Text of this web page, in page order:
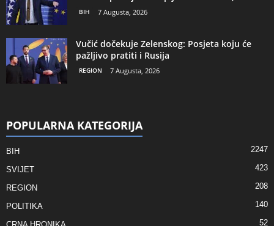
BIH 7 Augusta, 2026
Vučić dočekuje Zelenskog: Posjeta koju će
pažljivo pratiti i Rusija
REGION 7 Augusta, 2026
POPULARNA KATEGORIJA
BIH 2247
SVIJET 423
REGION 208
POLITIKA 140
52